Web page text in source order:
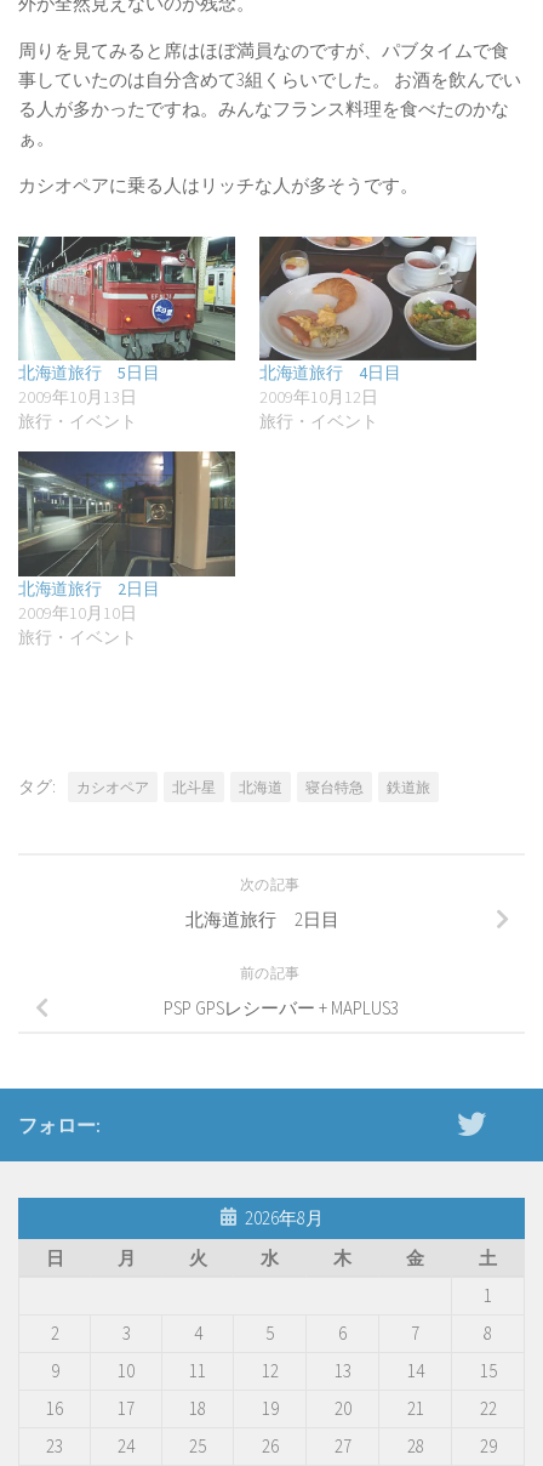
周りを見てみると席はほぼ満員なのですが、パブタイムで食
事していたのは自分含めて3組くらいでした。 お酒を飲んでい
る人が多かったですね。みんなフランス料理を食べたのかな
ぁ。
カシオペアに乗る人はリッチな人が多そうです。
北海道旅行 5日目
2009年10月13日
旅行・イベント
北海道旅行 4日目
2009年10月12日
旅行・イベント
北海道旅行 2日目
2009年10月10日
旅行・イベント
タグ: カシオペア 北斗星 北海道 寝台特急 鉄道旅
次の記事
北海道旅行 2日目
前の記事
PSP GPSレシーバー + MAPLUS3
フォロー:
2026年8月
日
月 火 水 木 金
土
1
2
3 4 5 6 7
8
9
10 11 12 13 14
15
16
17 18 19 20 21
22
23
24 25 26 27 28
29